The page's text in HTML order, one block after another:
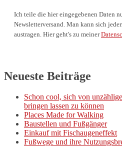
Ich teile die hier eingegebenen Daten
Newsletterversand. Man kann sich
austragen. Hier geht's zu meiner
Neueste Beiträge
Schon cool, sich von
bringen lassen zu können
Places Made for Walking
Baustellen und Fußgänger
Einkauf mit Fischaugeneffekt
Fußwege und ihre